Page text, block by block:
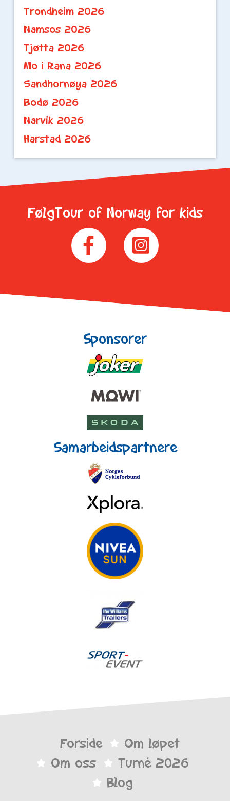
Trondheim 2026
Namsos 2026
Tjøtta 2026
Mo i Rana 2026
Sandhornøya 2026
Bodø 2026
Narvik 2026
Harstad 2026
FølgTour of Norway for kids
Sponsorer
Samarbeidspartnere
Forside
Om løpet
Om oss
Turné 2026
Blog